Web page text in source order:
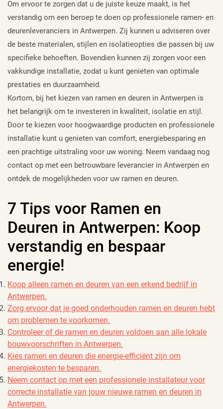
Om ervoor te zorgen dat u de juiste keuze maakt, is het
verstandig om een beroep te doen op professionele ramen- en
deurenleveranciers in Antwerpen. Zij kunnen u adviseren over
de beste materialen, stijlen en isolatieopties die passen bij uw
specifieke behoeften. Bovendien kunnen zij zorgen voor een
vakkundige installatie, zodat u kunt genieten van optimale
prestaties en duurzaamheid.
Kortom, bij het kiezen van ramen en deuren in Antwerpen is
het belangrijk om te investeren in kwaliteit, isolatie en stijl.
Door te kiezen voor hoogwaardige producten en professionele
installatie kunt u genieten van comfort, energiebesparing en
een prachtige uitstraling voor uw woning. Neem vandaag nog
contact op met een betrouwbare leverancier in Antwerpen en
ontdek de mogelijkheden voor uw ramen en deuren.
7 Tips voor Ramen en
Deuren in Antwerpen: Koop
verstandig en bespaar
energie!
Koop alleen ramen en deuren van een erkend bedrijf in
Antwerpen.
Zorg ervoor dat je goed onderhouden ramen en deuren hebt
om problemen te voorkomen.
Controleer of de ramen en deuren voldoen aan alle lokale
bouwvoorschriften in Antwerpen.
Kies ramen en deuren die energie-efficiënt zijn om
energiekosten te besparen.
Neem contact op met een professionele installateur voor
correcte installatie van jouw nieuwe ramen en deuren in
Antwerpen.